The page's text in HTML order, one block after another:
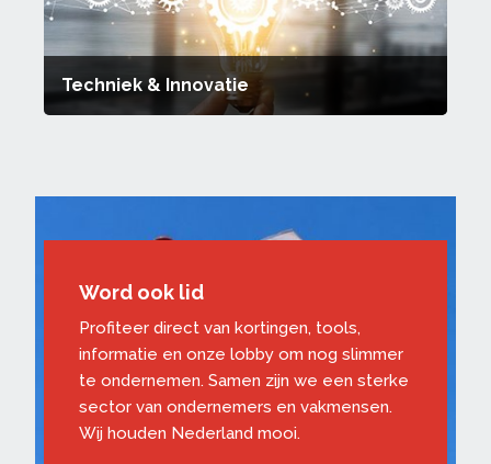
Techniek & Innovatie
Word ook lid
Profiteer direct van kortingen, tools,
informatie en onze lobby om nog slimmer
te ondernemen. Samen zijn we een sterke
sector van ondernemers en vakmensen.
Wij houden Nederland mooi.